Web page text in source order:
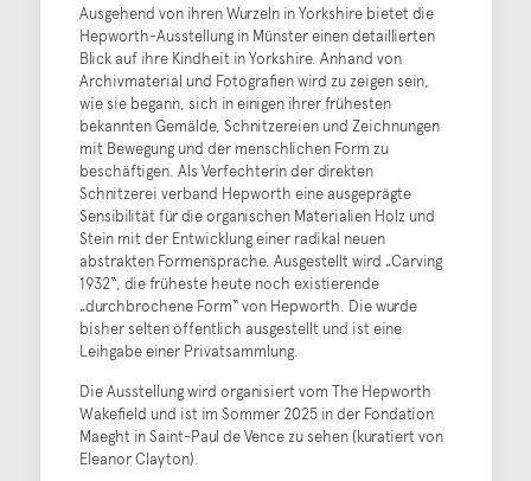
Ausgehend von ihren Wurzeln in Yorkshire bietet die
Hepworth-Ausstellung in Münster einen detaillierten
Blick auf ihre Kindheit in Yorkshire. Anhand von
Archivmaterial und Fotografien wird zu zeigen sein,
wie sie begann, sich in einigen ihrer frühesten
bekannten Gemälde, Schnitzereien und Zeichnungen
mit Bewegung und der menschlichen Form zu
beschäftigen. Als Verfechterin der direkten
Schnitzerei verband Hepworth eine ausgeprägte
Sensibilität für die organischen Materialien Holz und
Stein mit der Entwicklung einer radikal neuen
abstrakten Formensprache. Ausgestellt wird „Carving
1932“, die früheste heute noch existierende
„durchbrochene Form“ von Hepworth. Die wurde
bisher selten öffentlich ausgestellt und ist eine
Leihgabe einer Privatsammlung.
Die Ausstellung wird organisiert vom The Hepworth
Wakefield und ist im Sommer 2025 in der Fondation
Maeght in Saint-Paul de Vence zu sehen (kuratiert von
Eleanor Clayton).